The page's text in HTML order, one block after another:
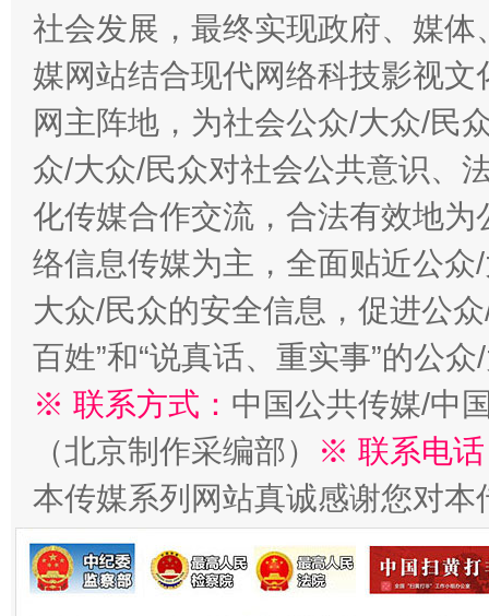
在谋一域中谋全局
今
习近平的博鳌关键词
魏明亮
社会发展，最终实现政府、媒
媒网站结合现代网络科技影视
网主阵地，为社会公众/大众/民
众/大众/民众对社会公共意识、
化传媒合作交流，合法有效地
络信息传媒为主，全面贴近公
大众/民众的安全信息，促进公
百姓”和“说真话、重实事”的公
※ 联系方式： 中国公共传媒/中
（北京制作采编部）
※ 联系电
本传媒系列网站真诚感谢您对